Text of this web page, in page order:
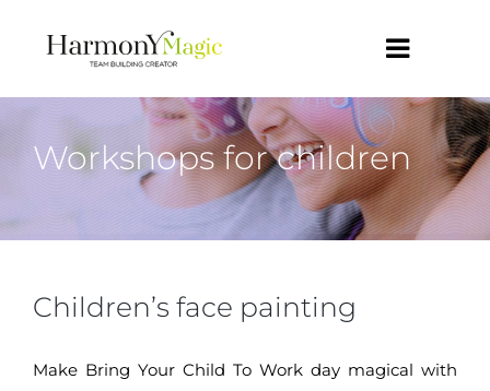
Toggle
OUR OFFERS
BLOG
English
Workshops for children
Children’s face painting
Make Bring Your Child To Work day magical with